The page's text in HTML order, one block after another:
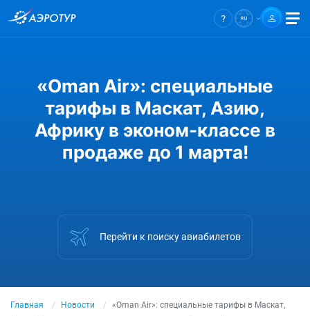
«Oman Air»: специальные
тарифы в Маскат, Азию,
Африку в эконом-классе в
продаже до 1 марта!
Перейти к поиску авиабилетов
Главная Новости
«Oman Air»: специальные тарифы в Маскат,